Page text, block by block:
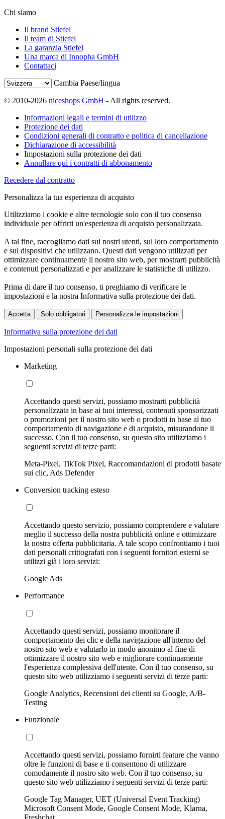
Chi siamo
Il brand Stiefel
Il team di Stiefel
La garanzia Stiefel
Una marca di Innopha GmbH
Contattaci
Cambia Paese/lingua
© 2010-2026 niceshops GmbH - All rights reserved.
Informazioni legali e termini di utilizzo
Protezione dei dati
Condizioni generali di contratto e politica di cancellazione
Dichiarazione di accessibilità
Impostazioni sulla protezione dei dati
Annullare qui i contratti di abbonamento
Recedere dal contratto
Personalizza la tua esperienza di acquisto
Utilizziamo i cookie e altre tecnologie solo con il tuo consenso
individuale per offrirti un'esperienza di acquisto personalizzata.
A tal fine, raccogliamo dati sui nostri utenti, sul loro comportamento
e sui dispositivi che utilizzano. Questi dati vengono utilizzati per
ottimizzare continuamente il nostro sito web, per mostrarti pubblicità
e contenuti personalizzati e per analizzare le statistiche di utilizzo.
Prima di dare il tuo consenso, ti preghiamo di verificare le
impostazioni e la nostra Informativa sulla protezione dei dati.
Accetta Solo obbligatori Personalizza le impostazioni
Informativa sulla protezione dei dati
Impostazioni personali sulla protezione dei dati
Marketing
Accettando questi servizi, possiamo mostrarti pubblicità
personalizzata in base ai tuoi interessi, contenuti sponsorizzati
o promozioni per il nostro sito web o prodotti in base al tuo
comportamento di navigazione e di acquisto, misurandone il
successo. Con il tuo consenso, su questo sito utilizziamo i
seguenti servizi di terze parti:
Meta-Pixel, TikTok Pixel, Raccomandazioni di prodotti basate
sui clic, Ads Defender
Conversion tracking esteso
Accettando questo servizio, possiamo comprendere e valutare
meglio il successo della nostra pubblicità online e ottimizzare
la nostra offerta pubblicitaria. A tale scopo confrontiamo i tuoi
dati personali crittografati con i seguenti fornitori esterni se
utilizzi già i loro servizi:
Google Ads
Performance
Accettando questi servizi, possiamo monitorare il
comportamento dei clic e della navigazione all'interno del
nostro sito web e valutarlo in modo anonimo al fine di
ottimizzare il nostro sito web e migliorare continuamente
l'esperienza complessiva dell'utente. Con il tuo consenso, su
questo sito web utilizziamo i seguenti servizi di terze parti:
Google Analytics, Recensioni dei clienti su Google, A/B-
Testing
Funzionale
Accettando questi servizi, possiamo fornirti feature che vanno
oltre le funzioni di base e ti consentono di utilizzare
comodamente il nostro sito web. Con il tuo consenso, su
questo sito web utilizziamo i seguenti servizi di terze parti:
Google Tag Manager, UET (Universal Event Tracking)
Microsoft Consent Mode, Google Consent Mode, Klarna,
Freshchat